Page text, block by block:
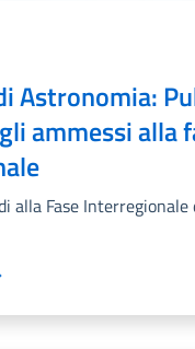
Astronomia:
ammessi alla
alla Fase Interregionale